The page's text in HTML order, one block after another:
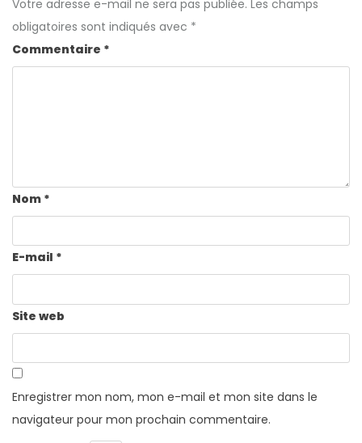
Votre adresse e-mail ne sera pas publiée. Les champs
obligatoires sont indiqués avec *
Commentaire *
Nom *
E-mail *
Site web
Enregistrer mon nom, mon e-mail et mon site dans le
navigateur pour mon prochain commentaire.